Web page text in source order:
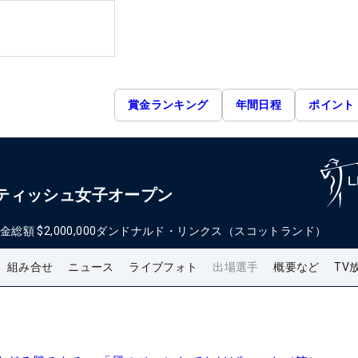
賞金ランキング 年間日程 ポイント
ィッシュ女子オープン
総額 $2,000,000ダンドナルド・リンクス（スコットランド）
組み合せ ニュース ライブフォト 出場選手 概要など TV